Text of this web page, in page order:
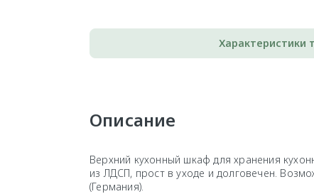
Характеристики
Описание
Верхний кухонный шкаф для хранения
из ЛДСП, прост в уходе и долговечен.
(Германия).